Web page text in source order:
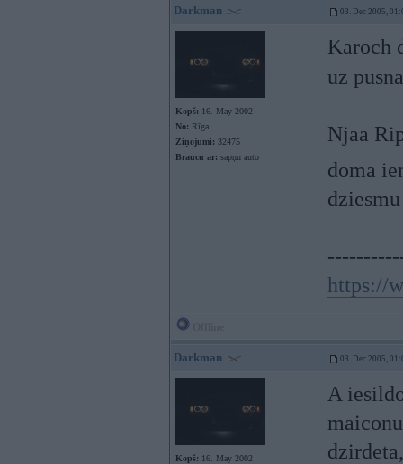
Darkman 03. Dec 2005,
Kopš: 16. May 2002
No: Rīga
Ziņojumi: 32475
Braucu ar: sapņu auto
Karoch
uz
Njaa
doma
https://
Darkman 03. Dec 2005,
Kopš: 16. May 2002
A